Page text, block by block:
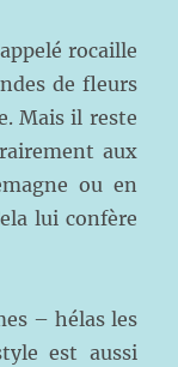
rocaille
de fleurs
Mais il reste
aux
ou en
lui confère
– hélas les
est aussi